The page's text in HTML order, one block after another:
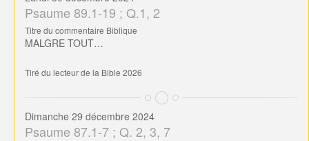
Psaume 89.1-19 ; Q.1, 2
Titre du commentaire Biblique
MALGRE TOUT…
Tiré du lecteur de la Bible 2026
Dimanche 29 décembre 2024
Psaume 87.1-7 ; Q. 2, 3, 7